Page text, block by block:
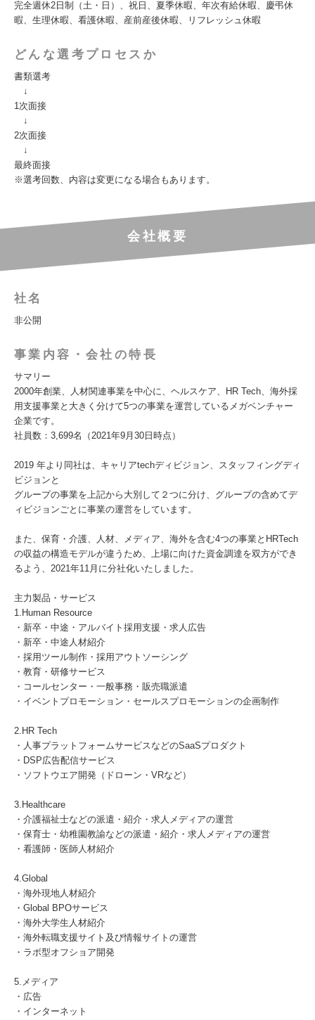
完全週休2日制（土・日）、祝日、夏季休暇、年次有給休暇、慶弔休
暇、生理休暇、看護休暇、産前産後休暇、リフレッシュ休暇
どんな選考プロセスか
書類選考
↓
1次面接
↓
2次面接
↓
最終面接
※選考回数、内容は変更になる場合もあります。
会社概要
社名
非公開
事業内容・会社の特長
サマリー
2000年創業、人材関連事業を中心に、ヘルスケア、HR Tech、海外採
用支援事業と大きく分けて5つの事業を運営しているメガベンチャー
企業です。
社員数：3,699名（2021年9月30日時点）
2019 年より同社は、キャリアtechディビジョン、スタッフィングディ
ビジョンと
グループの事業を上記から大別して２つに分け、グループの含めてデ
ィビジョンごとに事業の運営をしています。
また、保育・介護、人材、メディア、海外を含む4つの事業とHRTech
の収益の構造モデルが違うため、上場に向けた資金調達を双方ができ
るよう、2021年11月に分社化いたしました。
主力製品・サービス
1.Human Resource
・新卒・中途・アルバイト採用支援・求人広告
・新卒・中途人材紹介
・採用ツール制作・採用アウトソーシング
・教育・研修サービス
・コールセンター・一般事務・販売職派遣
・イベントプロモーション・セールスプロモーションの企画制作
2.HR Tech
・人事プラットフォームサービスなどのSaaSプロダクト
・DSP広告配信サービス
・ソフトウエア開発（ドローン・VRなど）
3.Healthcare
・介護福祉士などの派遣・紹介・求人メディアの運営
・保育士・幼稚園教諭などの派遣・紹介・求人メディアの運営
・看護師・医師人材紹介
4.Global
・海外現地人材紹介
・Global BPOサービス
・海外大学生人材紹介
・海外転職支援サイト及び情報サイトの運営
・ラボ型オフショア開発
5.メディア
・広告
・インターネット